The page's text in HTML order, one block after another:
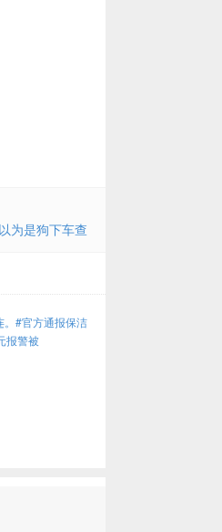
为是狗下车查
#官方通报保洁
报警被